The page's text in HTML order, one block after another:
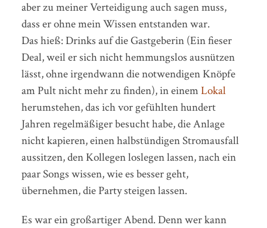
aber zu meiner Verteidigung auch sagen muss,
dass er ohne mein Wissen entstanden war.
Das hieß: Drinks auf die Gastgeberin (Ein fieser
Deal, weil er sich nicht hemmungslos ausnützen
lässt, ohne irgendwann die notwendigen Knöpfe
am Pult nicht mehr zu finden), in einemLokal
herumstehen, das ich vor gefühlten hundert
Jahren regelmäßiger besucht habe, die Anlage
nicht kapieren, einen halbstündigen Stromausfall
aussitzen, den Kollegen loslegen lassen, nach ein
paar Songs wissen, wie es besser geht,
übernehmen, die Party steigen lassen.
Es war ein großartiger Abend. Denn wer kann